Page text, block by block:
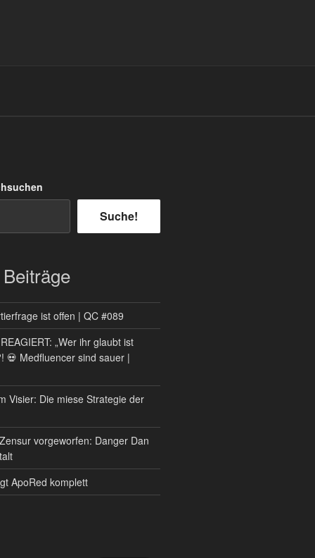
Suche!
ist offen | QC #089
„Wer ihr glaubt ist
💀 Medfluencer sind sauer |
Visier: Die miese Strategie der
vorgeworfen: Danger Dan
ApoRed komplett